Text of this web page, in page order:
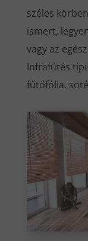
széles
ismert,
vagy az
Infrafűtés
fűtőfólia,